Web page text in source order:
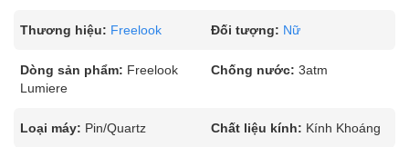
Thương hiệu: Freelook Đối tượng: Nữ
Dòng sản phẩm: Freelook
Lumiere
Chống nước: 3atm
Loại máy: Pin/Quartz Chất liệu kính: Kính Khoáng